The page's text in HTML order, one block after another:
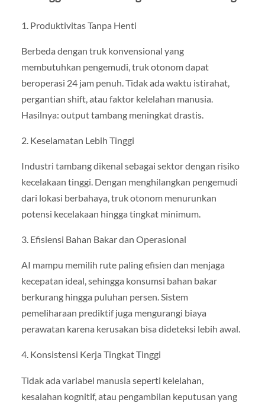
1. Produktivitas Tanpa Henti
Berbeda dengan truk konvensional yang
membutuhkan pengemudi, truk otonom dapat
beroperasi 24 jam penuh. Tidak ada waktu istirahat,
pergantian shift, atau faktor kelelahan manusia.
Hasilnya: output tambang meningkat drastis.
2. Keselamatan Lebih Tinggi
Industri tambang dikenal sebagai sektor dengan risiko
kecelakaan tinggi. Dengan menghilangkan pengemudi
dari lokasi berbahaya, truk otonom menurunkan
potensi kecelakaan hingga tingkat minimum.
3. Efisiensi Bahan Bakar dan Operasional
AI mampu memilih rute paling efisien dan menjaga
kecepatan ideal, sehingga konsumsi bahan bakar
berkurang hingga puluhan persen. Sistem
pemeliharaan prediktif juga mengurangi biaya
perawatan karena kerusakan bisa dideteksi lebih awal.
4. Konsistensi Kerja Tingkat Tinggi
Tidak ada variabel manusia seperti kelelahan,
kesalahan kognitif, atau pengambilan keputusan yang